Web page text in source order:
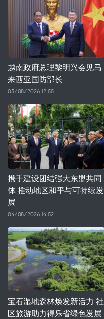
越南政府总理黎明兴会见马
来西亚国防部长
05/08/2026 12:55
携手建设团结强大东盟共同
体 推动地区和平与可持续发
展
04/08/2026 14:52
宝石湿地森林焕发新活力 社
区旅游助力得乐省绿色发展